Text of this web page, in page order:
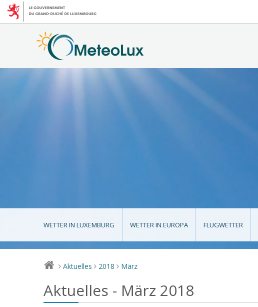
WETTER IN LUXEMBURG WETTER IN EUROPA FLUGWETTER
> Aktuelles > 2018 > März
Aktuelles - März 2018